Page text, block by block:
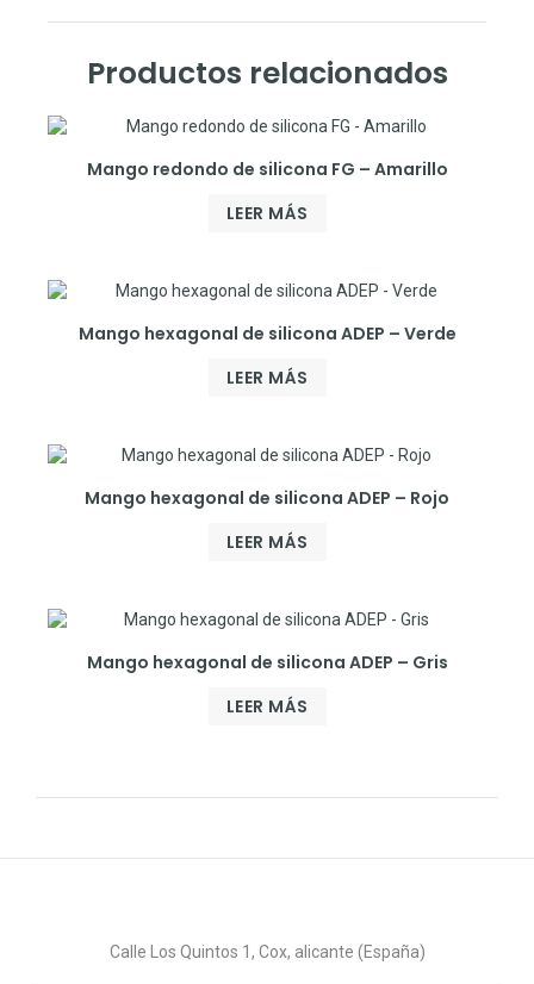
Productos relacionados
Mango redondo de silicona FG – Amarillo
LEER MÁS
Mango hexagonal de silicona ADEP – Verde
LEER MÁS
Mango hexagonal de silicona ADEP – Rojo
LEER MÁS
Mango hexagonal de silicona ADEP – Gris
LEER MÁS
Calle Los Quintos 1, Cox, alicante (España)